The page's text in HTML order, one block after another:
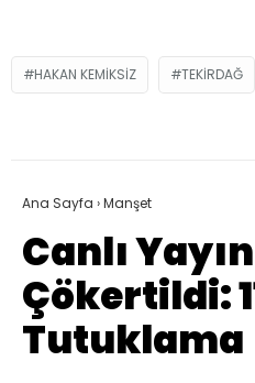
HAKAN KEMIKSIZ TEKIRDAĞ
Ana Sayfa ›Manşet
Canlı
Çökertildi:
Tutuklama